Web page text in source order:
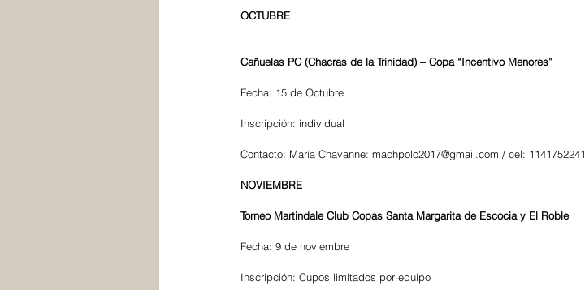
OCTUBRE
Cañuelas PC (Chacras de la Trinidad) – Copa “Incentivo Menores”
Fecha: 15 de Octubre
Inscripción: individual
Contacto: María Chavanne: machpolo2017@gmail.com / cel: 1141752241
NOVIEMBRE
Torneo Martindale Club Copas Santa Margarita de Escocia y El Roble
Fecha: 9 de noviembre
Inscripción: Cupos limitados por equipo